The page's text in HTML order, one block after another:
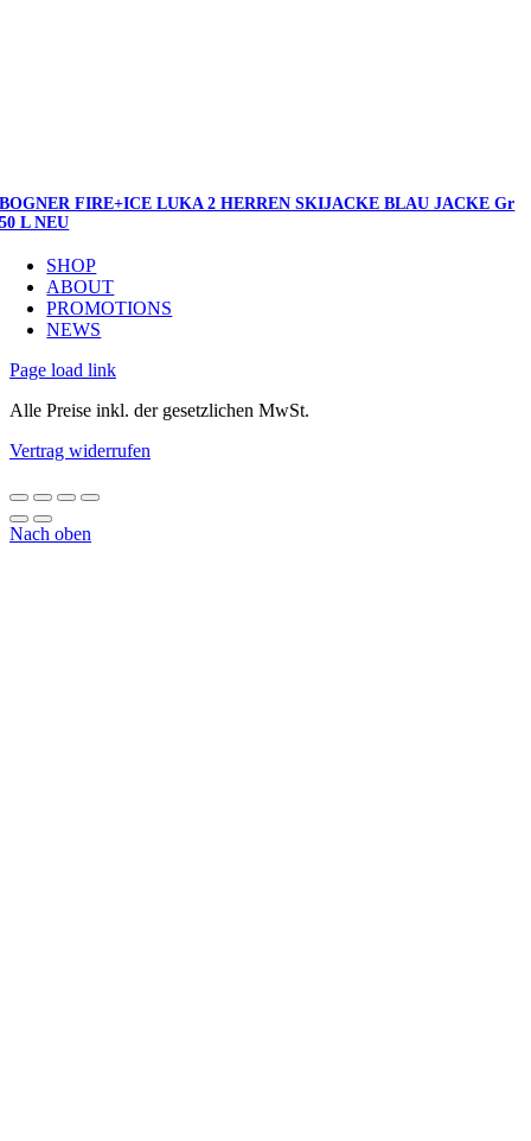
BOGNER FIRE+ICE LUKA 2 HERREN SKIJACKE BLAU JACKE Gr
50 L NEU
SHOP
ABOUT
PROMOTIONS
NEWS
Page load link
Alle Preise inkl. der gesetzlichen MwSt.
Vertrag widerrufen
Nach oben